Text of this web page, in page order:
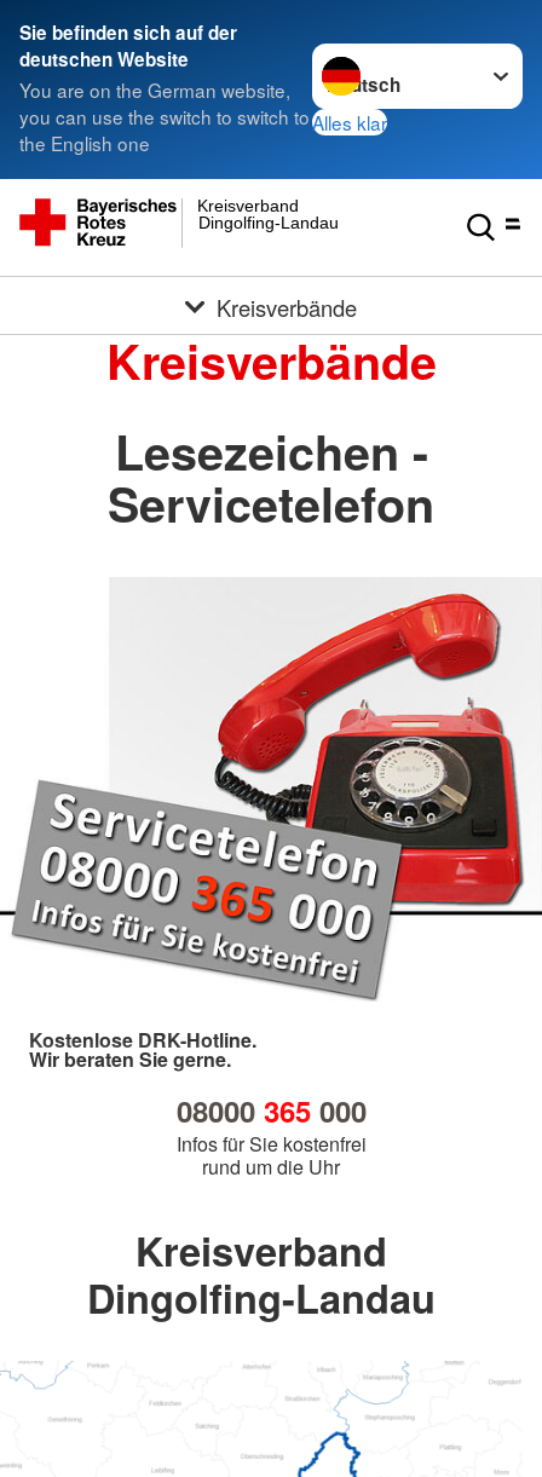
Sie befinden sich auf der
deutschen Website
You are on the German website,
you can use the switch to switch to
the English one
Sprache wechseln zu
Alles klar
Dingolfing-Landau
Kreisverband
Kreisverbände
Kreisverbände
Lesezeichen -
Servicetelefon
Kostenlose DRK-Hotline.
Wir beraten Sie gerne.
08000 365000
Infos für Sie kostenfrei
rund um die Uhr
Kreisverband
Dingolfing-Landau